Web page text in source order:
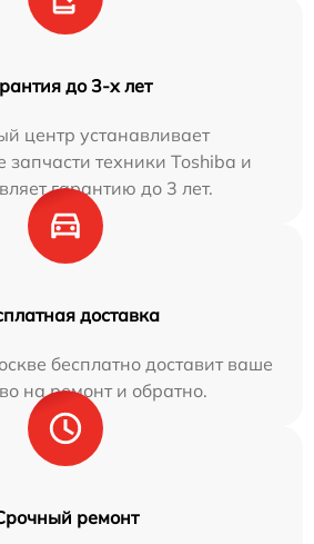
до 3-х лет
центр устанавливает
запчасти техники Toshiba и
гарантию до 3 лет.
доставка
бесплатно доставит ваше
на ремонт и обратно.
ремонт